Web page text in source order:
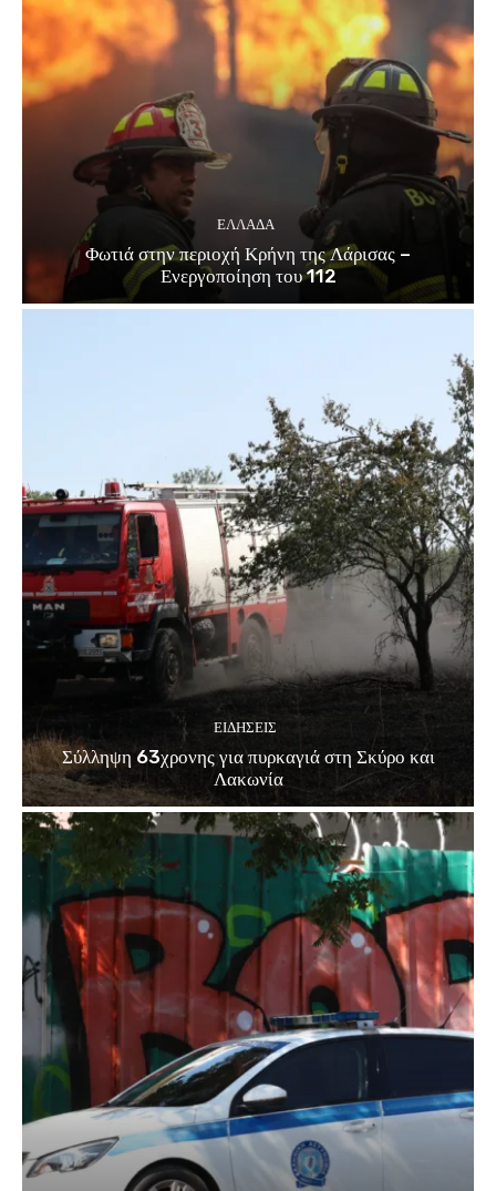
ΕΛΛΑΔΑ
Φωτιά στην περιοχή Κρήνη της Λάρισας –
Ενεργοποίηση του 112
ΕΙΔΗΣΕΙΣ
Σύλληψη 63χρονης για πυρκαγιά στη Σκύρο και
Λακωνία